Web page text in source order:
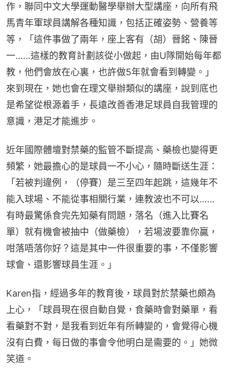
作，聯同中文大學運動醫學舉辦大型講座，向所有飛
馬青年軍球員講解各種知識，包括正確姿勢、營養等
等，「這件事做了兩年，座上客有（胡）晉銘、陳晉
一……這樣的教育計劃該從小做起，由U隊開始每年都
教，他們會放在心裏，也許做5年就會看到轉變。」
來到現在，她也會在理文舉辦類似的講座，說到底也
是希望從根源着手，長遠改善香港足球員自我管理的
意識，港足才能進步。
近年國際體壇對禁藥的監管不斷提高、藥檢也變得更
頻繁，她最擔心的是球員一不小心，隨時斷送生涯：
「若被判違例，（停賽）是三至四年起跳，這幾年不
能入球場、不能從事相關行業，連教波也不可以……
有時最驚係食完先知藥有問題，落名（進入比賽名
單）就有機會被抽中（做藥檢），若場波要靠你贏，
咁落唔落你好？這是其中一件很重要的事，不僅影響
球會、還影響球員生涯。」
Karen指，經過多年的教育後，球員對於禁藥也頗為
上心，「球員現在很自動自覺，食藥時會對藥單，看
看藥對不對，是我看到近年有所轉變的，會覺得心機
沒有白費，每日做的事會令他明白是需要的。」她微
笑道。